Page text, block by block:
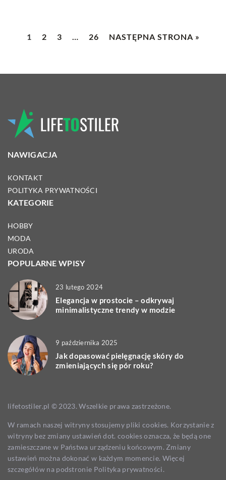
1 2 3 … 26 NASTĘPNA STRONA »
NAWIGACJA
KONTAKT
POLITYKA PRYWATNOŚCI
KATEGORIE
HOBBY
MODA
URODA
POPULARNE WPISY
23 lutego 2024
Elegancja w prostocie – odkrywaj
minimalistyczne trendy w modzie
9 października 2025
Jak dopasować pielęgnację skóry do
zmieniających się pór roku?
lifetostiler.pl © 2023. Wszelkie prawa zastrzeżone.
W ramach naszej witryny stosujemy pliki cookies. Korzystanie z
witryny bez zmiany ustawień dot. cookies oznacza, że będą one
zamieszczane w Państwa urządzeniu końcowym. Zmiany
ustawień można dokonać w każdym momencie. Więcej
szczegółów na podstronie Polityka prywatności.